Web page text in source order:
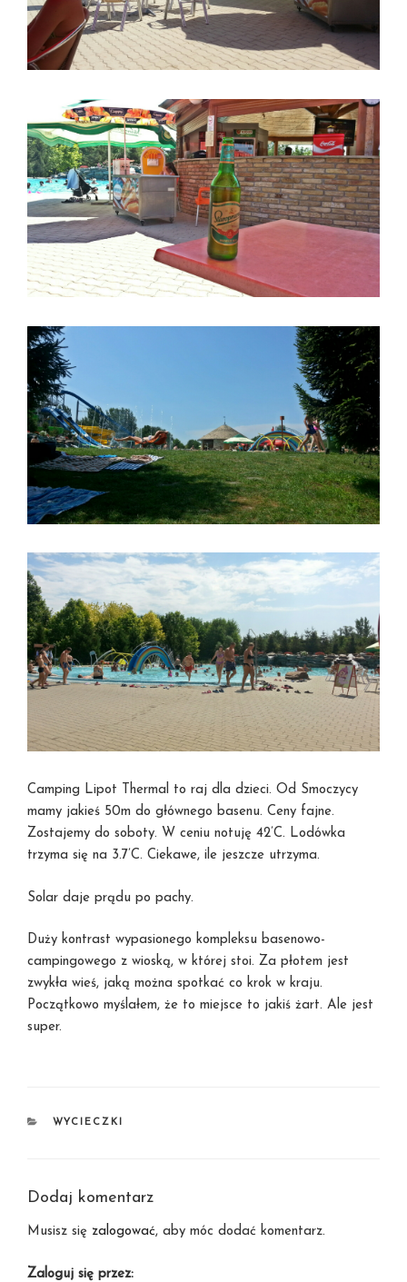
Camping Lipot Thermal to raj dla dzieci. Od Smoczycy
mamy jakieś 50m do głównego basenu. Ceny fajne.
Zostajemy do soboty. W ceniu notuję 42’C. Lodówka
trzyma się na 3.7’C. Ciekawe, ile jeszcze utrzyma.
Solar daje prądu po pachy.
Duży kontrast wypasionego kompleksu basenowo-
campingowego z wioską, w której stoi. Za płotem jest
zwykła wieś, jaką można spotkać co krok w kraju.
Początkowo myślałem, że to miejsce to jakiś żart. Ale jest
super.
KATEGORIE
WYCIECZKI
Dodaj komentarz
Musisz się zalogować, aby móc dodać komentarz.
Zaloguj się przez: